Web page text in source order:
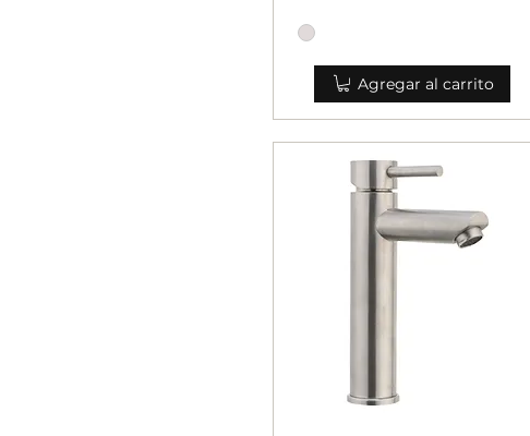
Agregar al carrito